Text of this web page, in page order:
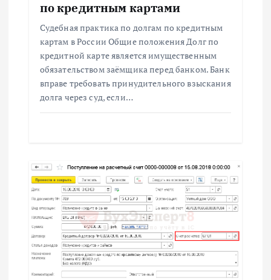
по кредитным картами
Судебная практика по долгам по кредитным
картам в России Общие положения Долг по
кредитной карте является имущественным
обязательством заёмщика перед банком. Банк
вправе требовать принудительного взыскания
долга через суд, если…